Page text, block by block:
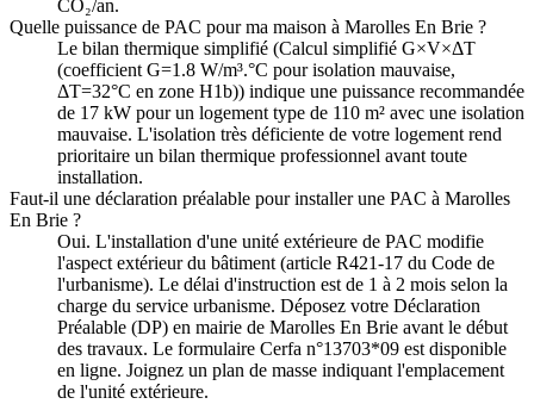
CO₂/an.
Quelle puissance de PAC pour ma maison à Marolles En Brie ?
Le bilan thermique simplifié (Calcul simplifié G×V×ΔT
(coefficient G=1.8 W/m³.°C pour isolation mauvaise,
ΔT=32°C en zone H1b)) indique une puissance recommandée
de 17 kW pour un logement type de 110 m² avec une isolation
mauvaise. L'isolation très déficiente de votre logement rend
prioritaire un bilan thermique professionnel avant toute
installation.
Faut-il une déclaration préalable pour installer une PAC à Marolles
En Brie ?
Oui. L'installation d'une unité extérieure de PAC modifie
l'aspect extérieur du bâtiment (article R421-17 du Code de
l'urbanisme). Le délai d'instruction est de 1 à 2 mois selon la
charge du service urbanisme. Déposez votre Déclaration
Préalable (DP) en mairie de Marolles En Brie avant le début
des travaux. Le formulaire Cerfa n°13703*09 est disponible
en ligne. Joignez un plan de masse indiquant l'emplacement
de l'unité extérieure.